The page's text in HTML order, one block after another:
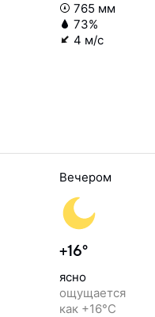
765 мм
73%
4 м/с
Вечером
+16°
ясно
ощущается
как +16°C